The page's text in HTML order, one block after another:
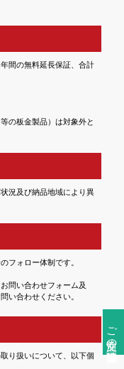
ご注文前の確認事項
間の無料延長保証、合計
の板金製品）は対象外と
況及び納品地域により異
フォロー体制です。
問い合わせフォーム及
い合わせください。
り扱いについて、以下個